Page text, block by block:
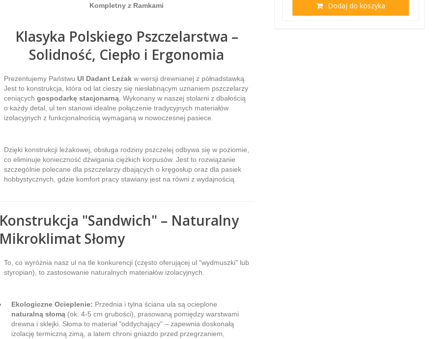
Kompletny z Ramkami
Klasyka Polskiego Pszczelarstwa –
Solidność, Ciepło i Ergonomia
Prezentujemy Państwu Ul Dadant Leżakw wersji drewnianej z półnadstawką.
Jest to konstrukcja, która od lat cieszy się niesłabnącym uznaniem pszczelarzy
ceniących gospodarkę stacjonarną. Wykonany w naszej stolarni z dbałością
o każdy detal, ul ten stanowi idealne połączenie tradycyjnych materiałów
izolacyjnych z funkcjonalnością wymaganą w nowoczesnej pasiece.
Dzięki konstrukcji leżakowej, obsługa rodziny pszczelej odbywa się w poziomie,
co eliminuje konieczność dźwigania ciężkich korpusów. Jest to rozwiązanie
szczególnie polecane dla pszczelarzy dbających o kręgosłup oraz dla pasiek
hobbystycznych, gdzie komfort pracy stawiany jest na równi z wydajnością.
Konstrukcja "Sandwich" – Naturalny
Mikroklimat Słomy
To, co wyróżnia nasz ul na tle konkurencji (często oferującej ul "wydmuszki" lub
styropian), to zastosowanie naturalnych materiałów izolacyjnych.
Ekologiczne Ocieplenie: Przednia i tylna ściana ula są ocieplone
naturalną słomą(ok. 4-5 cm grubości), prasowaną pomiędzy warstwami
drewna i sklejki. Słoma to materiał "oddychający" – zapewnia doskonałą
izolację termiczną zimą, a latem chroni gniazdo przed przegrzaniem,
Dodaj do koszyka